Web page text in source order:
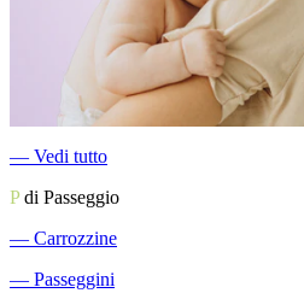
― Vedi tutto
Pdi Passeggio
― Carrozzine
― Passeggini